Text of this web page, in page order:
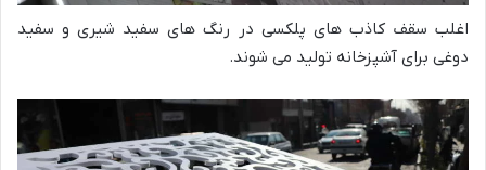
اغلب سقف کاذب های پلکسی در رنگ های سفید شیری و سفید
دوغی برای آشپزخانه تولید می شوند.